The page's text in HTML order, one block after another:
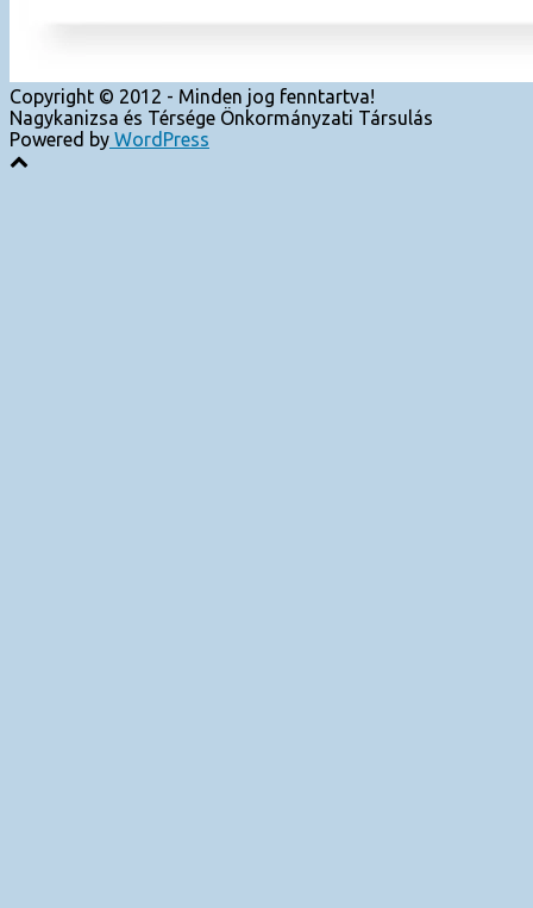
Copyright © 2012 - Minden jog fenntartva!
Nagykanizsa és Térsége Önkormányzati Társulás
Powered by WordPress